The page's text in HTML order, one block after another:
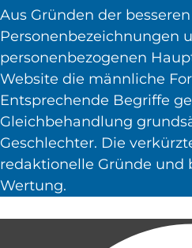
Aus Gründen der
Personenbezeichnungen
personenbezogenen
Website die männliche
Entsprechende Begriffe
Gleichbehandlung
Geschlechter. Die
redaktionelle Gründe und
Wertung.